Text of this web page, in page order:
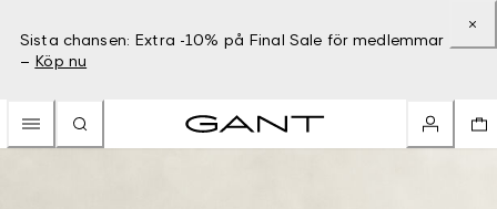
Sista chansen: Extra -10% på Final Sale för medlemmar
– Köp nu